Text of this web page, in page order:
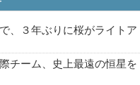
、３年ぶりに桜がライトア
チーム、史上最遠の恒星を